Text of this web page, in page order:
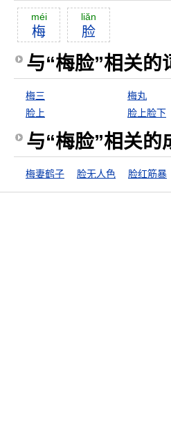
méi
梅
liăn
脸
与“梅脸”相关的
梅三 梅丸
脸上
脸上脸下
与“梅脸”相关的
梅妻鹤子 脸无人色 脸红筋暴